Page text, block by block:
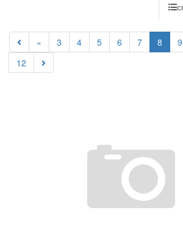
« 3 4 5 6 7 8 9
12